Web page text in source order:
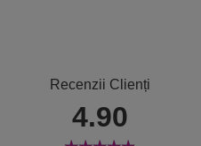
Recenzii Clienți
4.90